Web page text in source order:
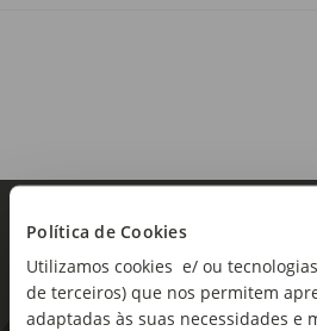
Política de Cookies
Utilizamos cookies e/ ou
de terceiros) que nos permitem
adaptadas às suas necessidades e